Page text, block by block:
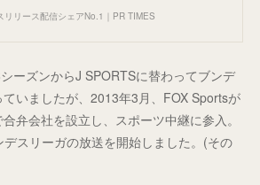
リリース配信シェアNo.1｜PR TIMES
ーズンからJ SPORTSに替わってブンデ
いましたが、2013年3月、FOX Sportsが
弁会社を設立し、スポーツ中継に参入。
デスリーガの放送を開始しました。(その